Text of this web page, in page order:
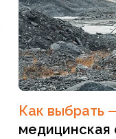
Как выбрать
медицинская